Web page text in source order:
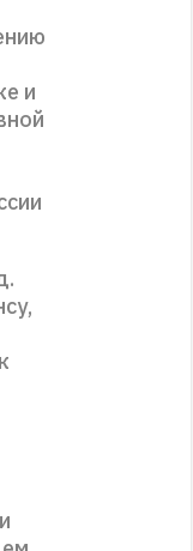
и